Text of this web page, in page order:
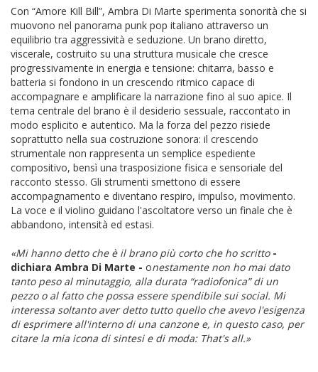
Con “Amore Kill Bill”, Ambra Di Marte sperimenta sonorità che si
muovono nel panorama punk pop italiano attraverso un
equilibrio tra aggressività e seduzione. Un brano diretto,
viscerale, costruito su una struttura musicale che cresce
progressivamente in energia e tensione: chitarra, basso e
batteria si fondono in un crescendo ritmico capace di
accompagnare e amplificare la narrazione fino al suo apice. Il
tema centrale del brano è il desiderio sessuale, raccontato in
modo esplicito e autentico. Ma la forza del pezzo risiede
soprattutto nella sua costruzione sonora: il crescendo
strumentale non rappresenta un semplice espediente
compositivo, bensì una trasposizione fisica e sensoriale del
racconto stesso. Gli strumenti smettono di essere
accompagnamento e diventano respiro, impulso, movimento.
La voce e il violino guidano l'ascoltatore verso un finale che è
abbandono, intensità ed estasi.
«Mi hanno detto che è il brano più corto che ho scritto -
dichiara Ambra Di Marte - onestamente non ho mai dato
tanto peso al minutaggio, alla durata “radiofonica” di un
pezzo o al fatto che possa essere spendibile sui social. Mi
interessa soltanto aver detto tutto quello che avevo l'esigenza
di esprimere all'interno di una canzone e, in questo caso, per
citare la mia icona di sintesi e di moda: That's all.»